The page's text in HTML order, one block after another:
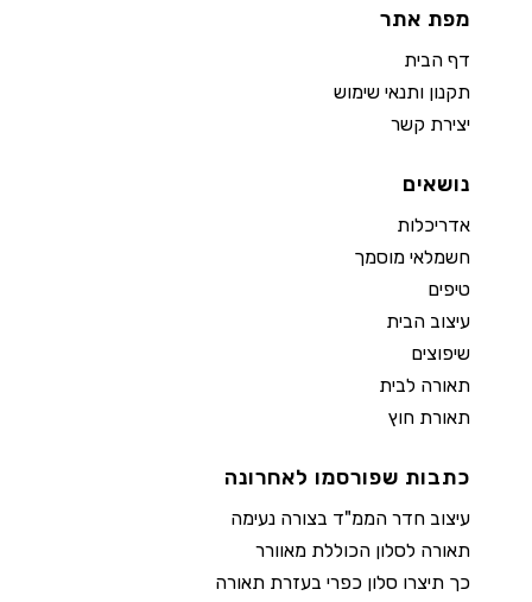
מפת אתר
דף הבית
תקנון ותנאי שימוש
יצירת קשר
נושאים
אדריכלות
חשמלאי מוסמך
טיפים
עיצוב הבית
שיפוצים
תאורה לבית
תאורת חוץ
כתבות שפורסמו לאחרונה
עיצוב חדר הממ"ד בצורה נעימה
תאורה לסלון הכוללת מאוורר
כך תיצרו סלון כפרי בעזרת תאורה